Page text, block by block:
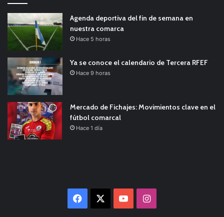
Agenda deportiva del fin de semana en
nuestra comarca
Hace 5 horas
Ya se conoce el calendario de Tercera RFEF
Hace 9 horas
Mercado de Fichajes: Movimientos clave en el
fútbol comarcal
Hace 1 día
Facebook YouTubeInstagram